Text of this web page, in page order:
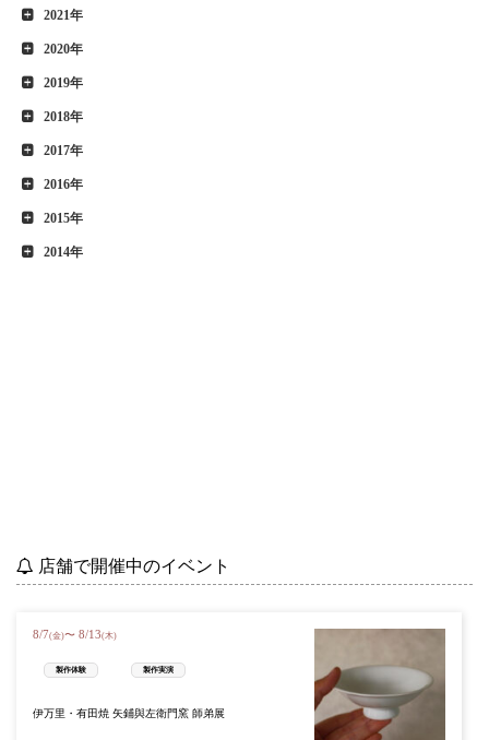
2021年
2020年
2019年
2018年
2017年
2016年
2015年
2014年
店舗で開催中のイベント
8/7(金)〜 8/13(木)
製作体験 製作実演
伊万里・有田焼 矢鋪與左衛門窯 師弟展